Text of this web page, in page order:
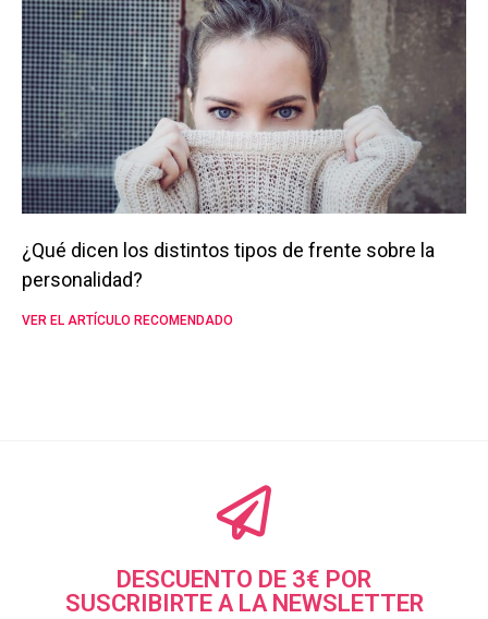
¿Qué dicen los distintos tipos de frente sobre la
personalidad?
VER EL ARTÍCULO RECOMENDADO
DESCUENTO DE 3€ POR
SUSCRIBIRTE A LA NEWSLETTER